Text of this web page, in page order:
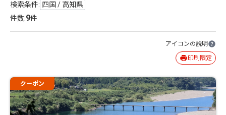
検索条件: 四国 / 高知県
件数:9件
アイコンの説明
印刷限定
クーポン